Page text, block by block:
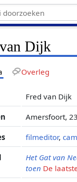
Dijk
Overleg
Fred van Dijk
Amersfoort,
filmeditor,
Het Gat van
toen De